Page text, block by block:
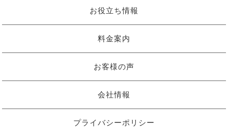
お役立ち情報
料金案内
お客様の声
会社情報
プライバシーポリシー